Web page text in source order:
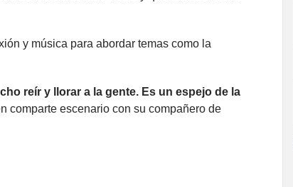
y música para abordar temas como la
reír y llorar a la gente. Es un espejo de la
comparte escenario con su compañero de